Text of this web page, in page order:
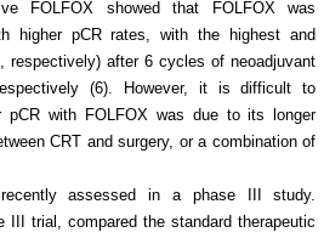
FOLFOX showed that FOLFOX was
higher pCR rates, with the highest and
respectively) after 6 cycles of neoadjuvant
(6). However, it is difficult to
pCR with FOLFOX was due to its longer
CRT and surgery, or a combination of
assessed in a phase III study.
III trial, compared the standard therapeutic